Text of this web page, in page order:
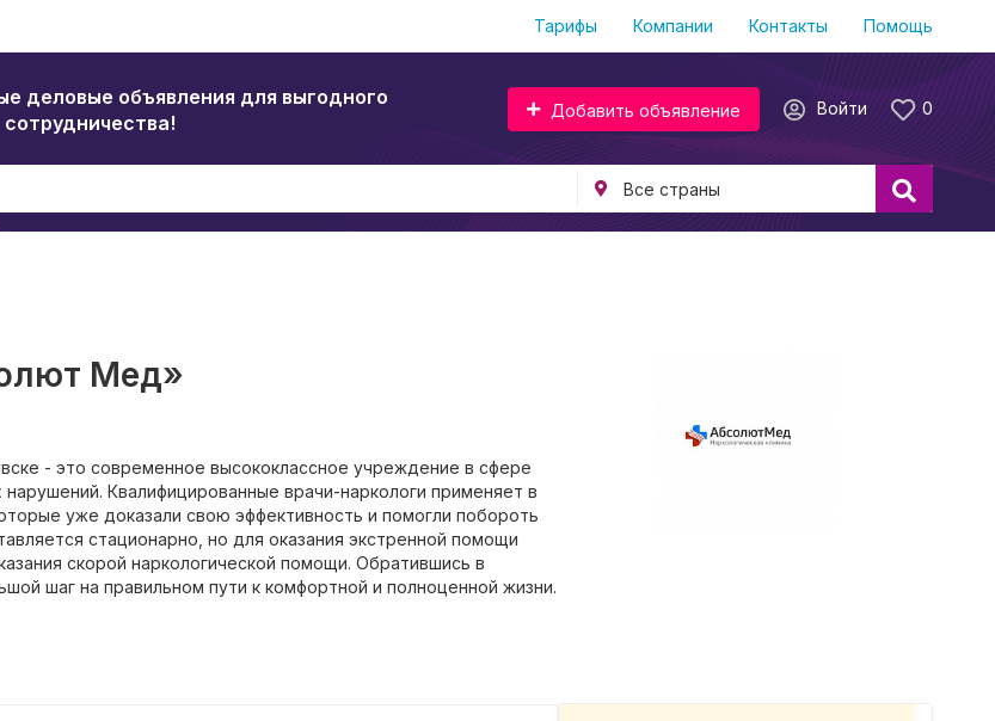
Тарифы Компании Контакты Помощь
деловые объявления для выгодного
сотрудничества!
0
Войти
Добавить объявление
Мед»
- это современное высококлассное учреждение в сфере
Квалифицированные врачи-наркологи применяет в
уже доказали свою эффективность и помогли побороть
стационарно, но для оказания экстренной помощи
скорой наркологической помощи. Обратившись в
шаг на правильном пути к комфортной и полноценной жизни.